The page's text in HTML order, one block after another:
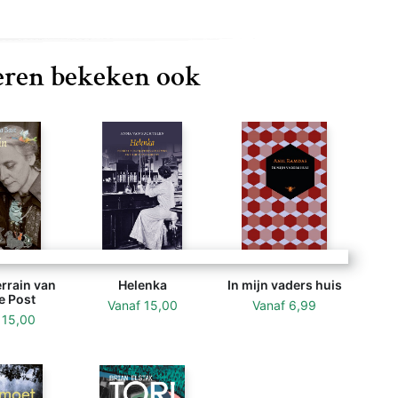
bekeken ook
van
Post
15,00
Helenka
Vanaf 15,00
In mijn vaders huis
Vanaf 6,99